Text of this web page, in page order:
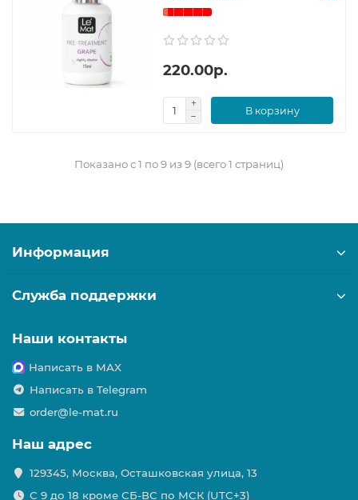
220.00р.
В корзину
Показано с 1 по 9 из 9 (всего 1 страниц)
Информация
Служба поддержки
Наши контакты
Написать в MAX
Написать в Telegram
order@le-mat.ru
Наш адрес
129345, Москва, Осташковская улица, 13
С 9 до 18 кроме СБ-ВС по МСК (UTC+3)